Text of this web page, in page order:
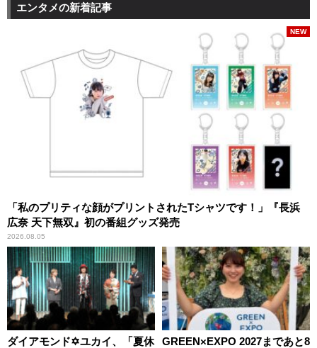
エンタメの新着記事
「私のプリティな顔がプリントされたTシャツです！」『長浜
広奈 天下無双』初の番組グッズ発売
2026.08.05
NEW
ダイアモンド✡ユカイ、「夏休
GREEN×EXPO 2027まであと8